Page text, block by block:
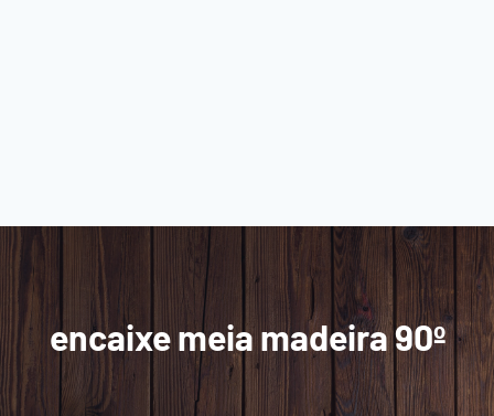
encaixe meia madeira 90º